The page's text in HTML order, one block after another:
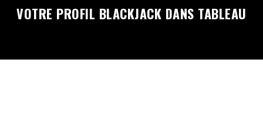
VOTRE PROFIL BLACKJACK DANS TABLEAU